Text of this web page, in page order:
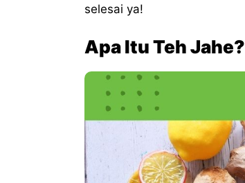
selesai ya!
Apa Itu Teh Jahe?